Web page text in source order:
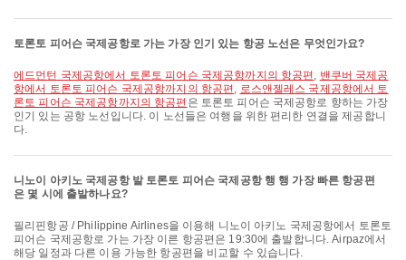
토론토 피어슨 국제공항로 가는 가장 인기 있는 항공 노선은 무엇인가요?
에드먼턴 국제공항에서 토론토 피어슨 국제공항까지의 항공편 , 밴쿠버 국제공
항에서 토론토 피어슨 국제공항까지의 항공편 , 로스앤젤레스 국제공항에서 토
론토 피어슨 국제공항까지의 항공편 은 토론토 피어슨 국제공항로 향하는 가장
인기 있는 공항 노선입니다. 이 노선들은 여행을 위한 편리한 연결을 제공합니
다.
니노이 아키노 국제공항 발 토론토 피어슨 국제공항 행 행 가장 빠른 항공편
은 몇 시에 출발하나요?
필리핀항공 / Philippine Airlines을 이용해 니노이 아키노 국제공항에서 토론토
피어슨 국제공항로 가는 가장 이른 항공편은 19:30에 출발합니다. Airpaz에서
해당 일정과 다른 이용 가능한 항공편을 비교할 수 있습니다.